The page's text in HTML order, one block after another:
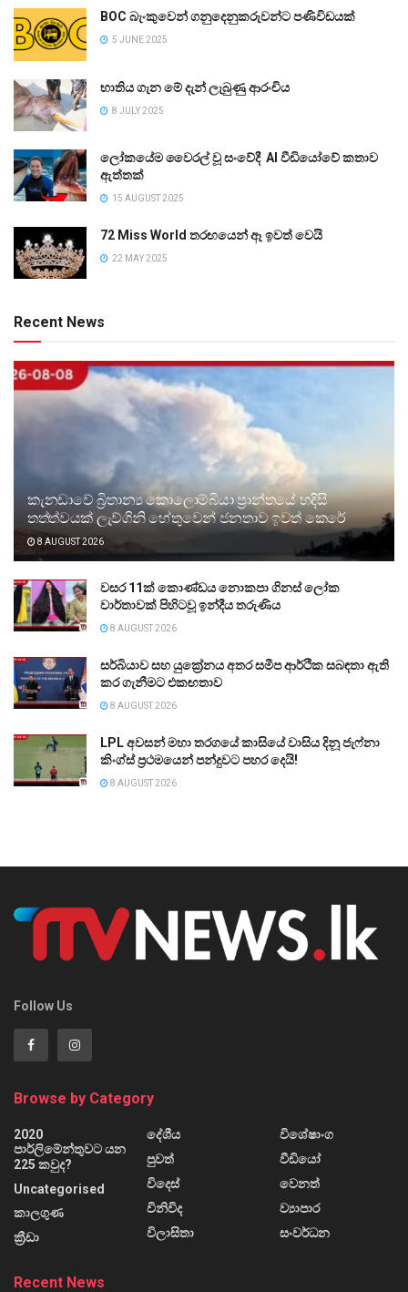
BOC බැංකුවෙන් ගනුදෙනුකරුවන්ට පණිවිඩයක්
5 JUNE 2025
භාතිය ගැන මේ දැන් ලැබුණු ආරංචිය
8 JULY 2025
ලෝකයේම වෛරල් වූ සංවේදී AI වීඩියෝවේ කතාව
ඇත්තක්
15 AUGUST 2025
72 Miss World තරඟයෙන් ඈ ඉවත් වෙයි
22 MAY 2025
Recent News
කැනඩාවේ බ්‍රිතාන්‍ය කොලොම්බියා ප්‍රාන්තයේ හදිසි
තත්ත්වයක් ලැව්ගිනි හේතුවෙන් ජනතාව ඉවත් කෙරේ
8 AUGUST 2026
වසර 11ක් කොණ්ඩය නොකපා ගිනස් ලෝක
වාර්තාවක් පිහිටවූ ඉන්දීය තරුණිය
8 AUGUST 2026
සර්බියාව සහ යුක්‍රේනය අතර සමීප ආර්ථික සබඳතා ඇති
කර ගැනීමට එකඟතාව
8 AUGUST 2026
LPL අවසන් මහා තරගයේ කාසියේ වාසිය දිනූ ජැෆ්නා
කිංග්ස් ප්‍රථමයෙන් පන්දුවට පහර දෙයි!
8 AUGUST 2026
Follow Us
Browse by Category
2020
පාර්ලිමේන්තුවට යන
225 කවුද?
Uncategorised
කාලගුණ
ක්‍රීඩා
දේශීය
පුවත්
විදෙස්
විනිවිද
විලාසිතා
විශේෂාංග
වීඩියෝ
වෙනත්
ව්‍යාපාර
සංවර්ධන
Recent News